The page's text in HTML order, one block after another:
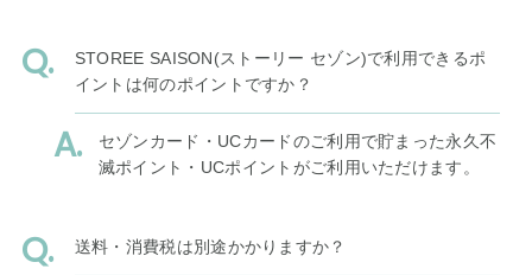
STOREE SAISON(ストーリー セゾン)で利用できるポ
イントは何のポイントですか？
セゾンカード・UCカードのご利用で貯まった永久不
滅ポイント・UCポイントがご利用いただけます。
送料・消費税は別途かかりますか？